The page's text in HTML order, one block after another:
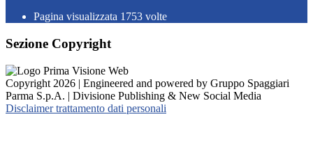
Pagina visualizzata 1753 volte
Sezione Copyright
Copyright 2026 | Engineered and powered by Gruppo Spaggiari
Parma S.p.A. | Divisione Publishing & New Social Media
Disclaimer trattamento dati personali